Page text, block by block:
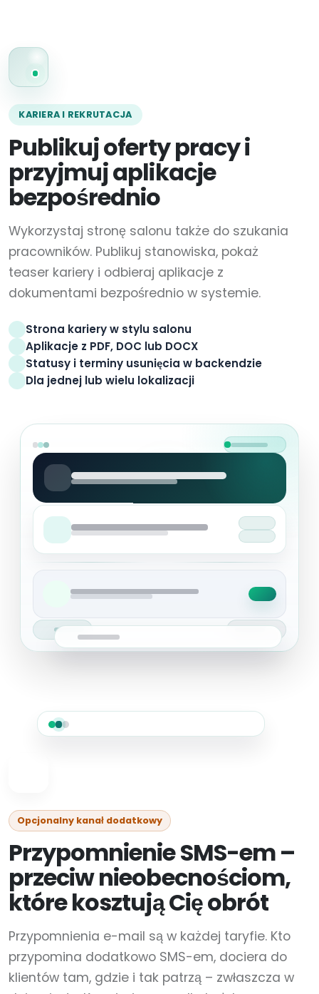
KARIERA I REKRUTACJA
Publikuj oferty pracy i
przyjmuj aplikacje
bezpośrednio
Wykorzystaj stronę salonu także do szukania
pracowników. Publikuj stanowiska, pokaż
teaser kariery i odbieraj aplikacje z
dokumentami bezpośrednio w systemie.
Strona kariery w stylu salonu
Aplikacje z PDF, DOC lub DOCX
Statusy i terminy usunięcia w backendzie
Dla jednej lub wielu lokalizacji
Opcjonalny kanał dodatkowy
Przypomnienie SMS-em –
przeciw nieobecnościom,
które kosztują Cię obrót
Przypomnienia e-mail są w każdej taryfie. Kto
przypomina dodatkowo SMS-em, dociera do
klientów tam, gdzie i tak patrzą – zwłaszcza w